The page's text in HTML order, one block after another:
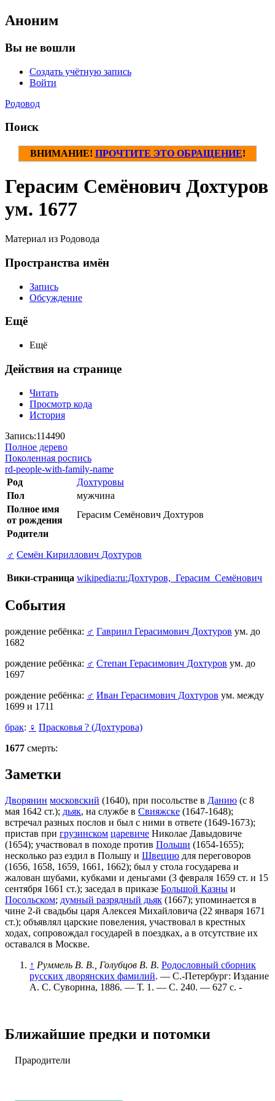
Аноним
Вы не вошли
Создать учётную запись
Войти
Родовод
Поиск
ВНИМАНИЕ! ПРОЧТИТЕ ЭТО ОБРАЩЕНИЕ!
Герасим Семёнович Дохтуров
ум. 1677
Материал из Родовода
Пространства имён
Запись
Обсуждение
Ещё
Ещё
Действия на странице
Читать
Просмотр кода
История
Запись:114490
Полное дерево
Поколенная роспись
rd-people-with-family-name
Род
Дохтуровы
Пол
мужчина
Полное имя
от рождения
Герасим Семёнович Дохтуров
Родители
♂ Семён Кириллович Дохтуров
Вики-страница wikipedia:ru:Дохтуров,_Герасим_Семёнович
События
рождение ребёнка: ♂ Гавриил Герасимович Дохтуров ум. до
1682
рождение ребёнка: ♂ Степан Герасимович Дохтуров ум. до
1697
рождение ребёнка: ♂ Иван Герасимович Дохтуров ум. между
1699 и 1711
брак: ♀ Прасковья ? (Дохтурова)
1677 смерть:
Заметки
Дворянин московский (1640), при посольстве в Данию (с 8
мая 1642 ст.); дьяк, на службе в Свияжске (1647-1648);
встречал разных послов и был с ними в ответе (1649-1673);
пристав при грузинском царевиче Николае Давыдовиче
(1654); участвовал в походе против Польши (1654-1655);
несколько раз ездил в Польшу и Швецию для переговоров
(1656, 1658, 1659, 1661, 1662); был у стола государева и
жалован шубами, кубками и деньгами (3 февраля 1659 ст. и 15
сентября 1661 ст.); заседал в приказе Большой Казны и
Посольском; думный разрядный дьяк (1667); упоминается в
чине 2-й свадьбы царя Алексея Михайловича (22 января 1671
ст.); объявлял царские повеления, участвовал в крестных
ходах, сопровождал государей в поездках, а в отсутствие их
оставался в Москве.
↑ Руммель В. В., Голубцов В. В. Родословный сборник
русских дворянских фамилий. — С.-Петербург: Издание
А. С. Суворина, 1886. — Т. 1. — С. 240. — 627 с. -
Ближайшие предки и потомки
Прародители